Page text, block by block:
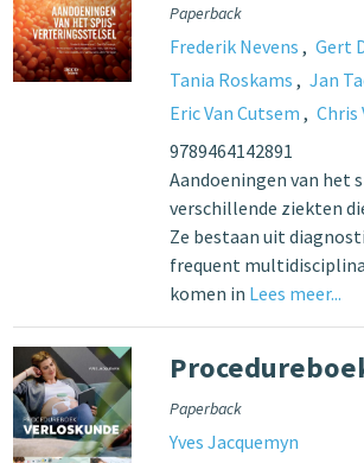
Paperback
Frederik Nevens Gert
Tania Roskams
Jan
Eric Van Cutsem
Chris
9789464142891
Aandoeningen van
verschillende ziekten
Ze bestaan uit
frequent
komen in Lees meer...
Paperback
Yves Jacquemyn